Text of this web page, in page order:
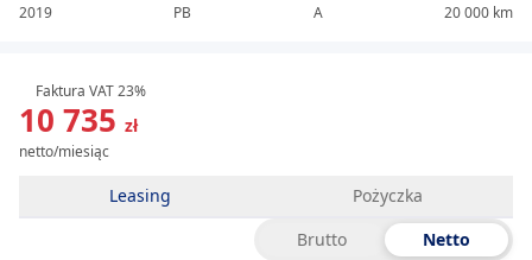
2019
PB A 20 000 km
10 735 zł
netto/miesiąc
Faktura VAT 23%
Leasing
Pożyczka
Brutto
Netto